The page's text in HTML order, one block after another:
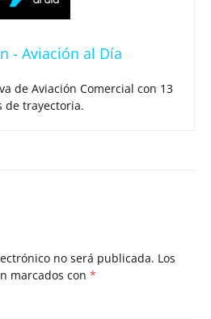
- Aviación al Día
de Aviación Comercial con 13
de trayectoria.
no será publicada. Los
marcados con *